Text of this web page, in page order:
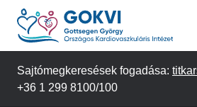
Ugrás
tartalomra
Sajtómegkeresések fogadása:
+36 1 299 8100/100